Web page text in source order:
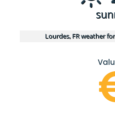
Lourdes, FRweather